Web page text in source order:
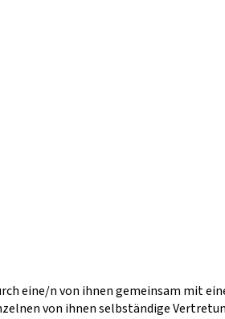
eine/n von ihnen gemeinsam mit
von ihnen selbständige